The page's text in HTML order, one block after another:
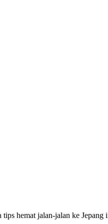
tips hemat jalan-jalan ke Jepang